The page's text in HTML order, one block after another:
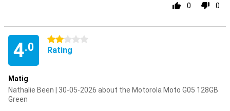
0 0
4.0
2 stars
Rating
Matig
Nathalie Been | 30-05-2026 about the Motorola Moto G05 128GB
Green